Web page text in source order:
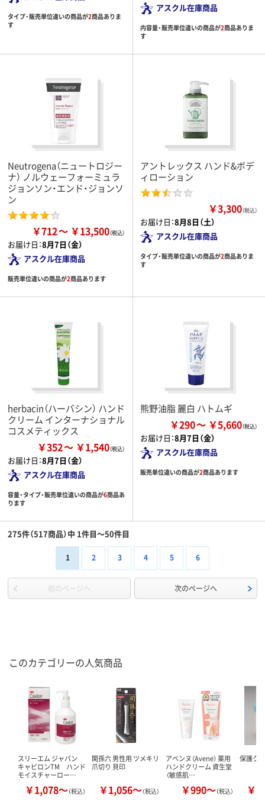
タイプ・販売単位違いの商品が2商品ありま
す
アスクル在庫商品
内容量・販売単位違いの商品が2商品ありま
す
Neutrogena（ニュートロジー
ナ） ノルウェーフォーミュラ
ジョンソン・エンド・ジョンソ
ン
￥712 ￥13,500
お届け日：8月7日（金）
アスクル在庫商品
販売単位違いの商品が2商品あります
アントレックス ハンド&ボデ
ィローション
￥3,300（税込）
お届け日：8月8日（土）
アスクル在庫商品
タイプ・販売単位違いの商品が2商品ありま
す
herbacin（ハーバシン） ハンド
クリーム インターナショナル
コスメティックス
￥352 ￥1,540
お届け日：8月7日（金）
アスクル在庫商品
容量・タイプ・販売単位違いの商品が6商品あ
ります
熊野油脂 麗白 ハトムギ
￥290 ￥5,660
お届け日：8月7日（金）
アスクル在庫商品
販売単位違いの商品が2商品あります
275件（517商品）中 1件目～50件目
1 2 3 4 5 6
前のページへ 次のページへ
このカテゴリーの人気商品
スリーエム ジャパン
キャビロンTM ハンド
モイスチャーロー…
￥1,078～（税込）
関孫六 男性用 ツメキリ
爪切り 貝印
￥1,056～（税込）
アベンヌ（Avene） 薬用
ハンドクリーム 資生堂
〈敏感肌…
￥990～（税込）
保護ク
￥